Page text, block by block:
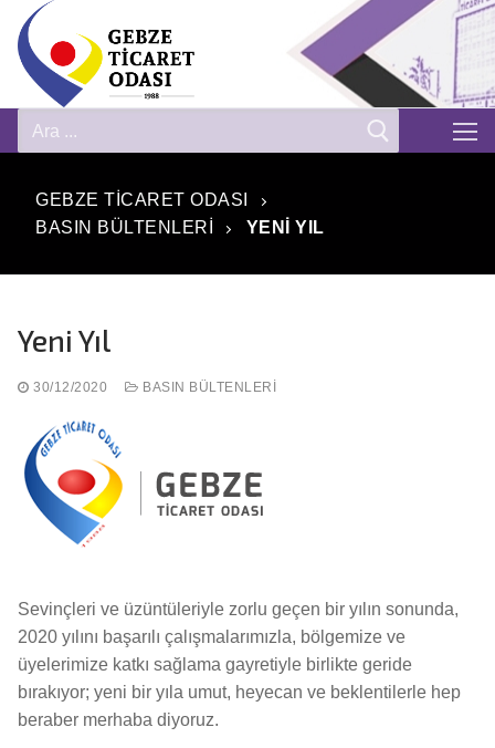
GEBZE TICARET ODASI
BASIN BÜLTENLERI
YENI YIL
Yeni Yıl
30/12/2020 BASIN BÜLTENLERI
Sevinçleri ve üzüntüleriyle zorlu geçen bir yılın sonunda,
2020 yılını başarılı çalışmalarımızla, bölgemize ve
üyelerimize katkı sağlama gayretiyle birlikte geride
bırakıyor; yeni bir yıla umut, heyecan ve beklentilerle hep
beraber merhaba diyoruz.